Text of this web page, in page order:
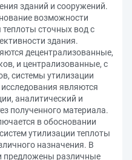
зданий и сооружений.
возможности
сточных вод с
здания.
децентрализованные,
и централизованные, с
системы утилизации
являются
аналитический и
полученного материала.
в обосновании
утилизации теплоты
назначения. В
предложены различные